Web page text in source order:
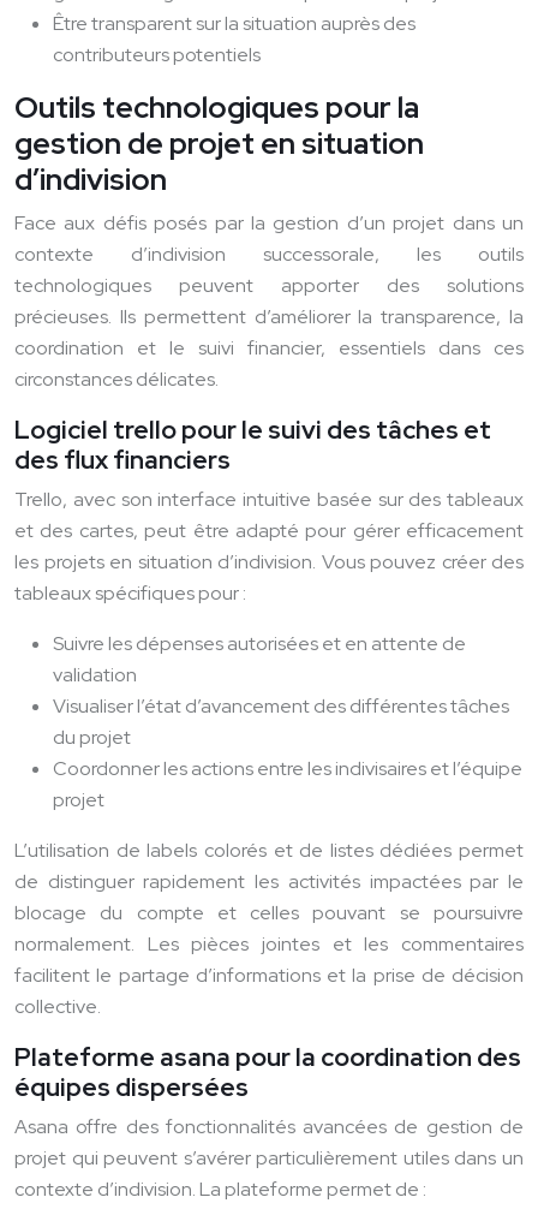
Être transparent sur la situation auprès des
contributeurs potentiels
Outils technologiques pour la
gestion de projet en situation
d’indivision
Face aux défis posés par la gestion d’un projet dans un
contexte d’indivision successorale, les outils
technologiques peuvent apporter des solutions
précieuses. Ils permettent d’améliorer la transparence, la
coordination et le suivi financier, essentiels dans ces
circonstances délicates.
Logiciel trello pour le suivi des tâches et
des flux financiers
Trello, avec son interface intuitive basée sur des tableaux
et des cartes, peut être adapté pour gérer efficacement
les projets en situation d’indivision. Vous pouvez créer des
tableaux spécifiques pour :
Suivre les dépenses autorisées et en attente de
validation
Visualiser l’état d’avancement des différentes tâches
du projet
Coordonner les actions entre les indivisaires et l’équipe
projet
L’utilisation de labels colorés et de listes dédiées permet
de distinguer rapidement les activités impactées par le
blocage du compte et celles pouvant se poursuivre
normalement. Les pièces jointes et les commentaires
facilitent le partage d’informations et la prise de décision
collective.
Plateforme asana pour la coordination des
équipes dispersées
Asana offre des fonctionnalités avancées de gestion de
projet qui peuvent s’avérer particulièrement utiles dans un
contexte d’indivision. La plateforme permet de :